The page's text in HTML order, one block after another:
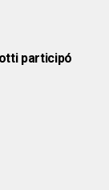
participó